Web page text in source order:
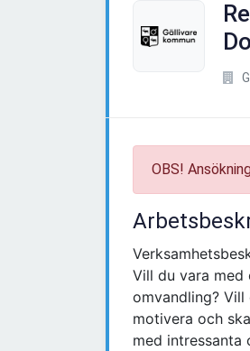
OBS!
Vill du vara med
omvandling?
motivera och
med intressanta